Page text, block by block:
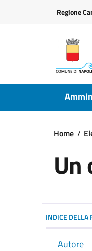
Regione
Home
Un
INDICE DELLA
Autore